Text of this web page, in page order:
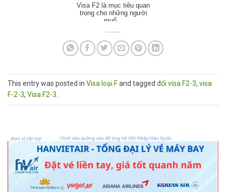
Visa F2 là mục tiêu quan
trọng cho những người
muố...
This entry was posted in Visa loại Fand tagged đổi visa F2-3, visa
F-2-3, Visa F2-3